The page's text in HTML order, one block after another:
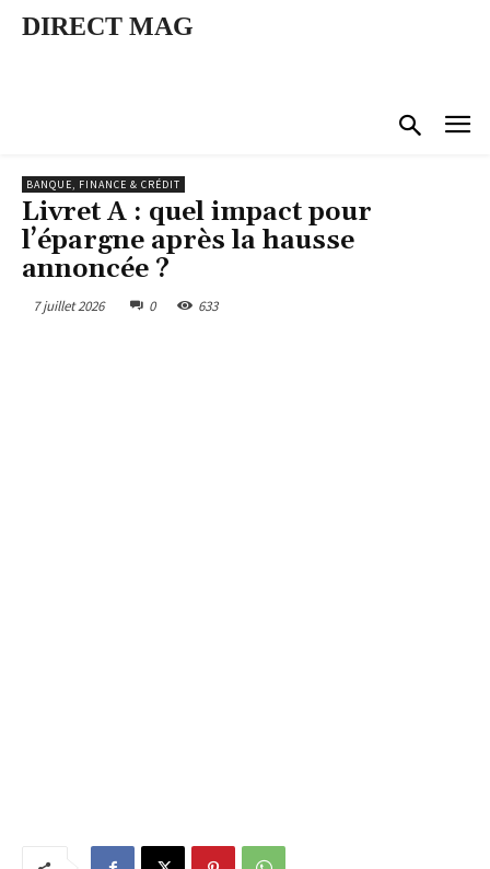
DIRECT MAG
BANQUE, FINANCE & CRÉDIT
Livret A : quel impact pour
l’épargne après la hausse
annoncée ?
7 juillet 2026 0 633